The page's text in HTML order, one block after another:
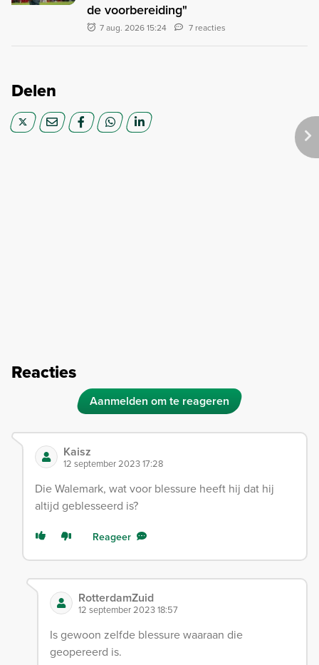
de voorbereiding"
7 aug. 2026 15:24 7 reacties
Delen
Reacties
Aanmelden om te reageren
Kaisz
12 september 2023 17:28
Die Walemark, wat voor blessure heeft hij dat hij
altijd geblesseerd is?
Reageer
RotterdamZuid
12 september 2023 18:57
Is gewoon zelfde blessure waaraan die
geopereerd is.